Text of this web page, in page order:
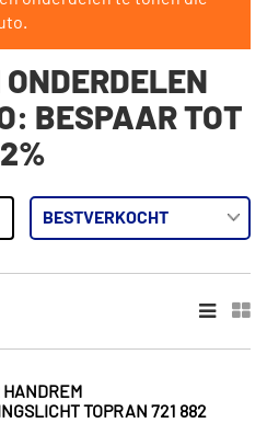
BESPAAR TOT
TOPRAN 721 882